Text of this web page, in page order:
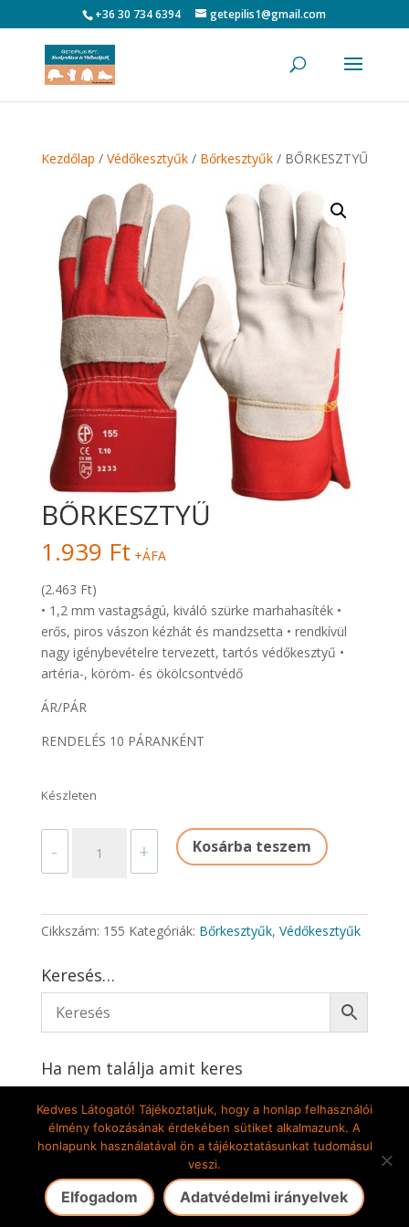
+36 30 734 6394 getepilis1@gmail.com
Kezdőlap / Védőkesztyűk/ Bőrkesztyűk/ BŐRKESZTYŰ
BŐRKESZTYŰ
1.939 Ft +ÁFA
(2.463 Ft)
• 1,2 mm vastagságú, kiváló szürke marhahasíték •
erős, piros vászon kézhát és mandzsetta • rendkívül
nagy igénybevételre tervezett, tartós védőkesztyű •
artéria-, köröm- és ökölcsontvédő
ÁR/PÁR
RENDELÉS 10 PÁRANKÉNT
Készleten
-
mennyiség
+ Kosárba teszem
Cikkszám: 155 Kategóriák: Bőrkesztyűk, Védőkesztyűk
Keresés…
Ha nem találja amit keres
Gete-Pilis Kft. 2009-2024 © Minden jog fenntartva! |
Az oldalt készítette: DekorÁlom Bt.
Kedves Látogató! Tájékoztatjuk, hogy a honlap felhasználói
élmény fokozásának érdekében sütiket alkalmazunk. A
honlapunk használatával ön a tájékoztatásunkat tudomásul
veszi.
Elfogadom Adatvédelmi irányelvek